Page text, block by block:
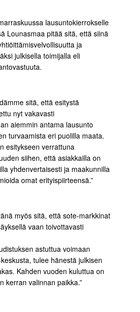
lausuntokierrokselle
Lounasmaa pitää sitä, että siinä
ja
julkisella toimijalla eli
sitä, että esitystä
nyt vakavasti
aiemmin antama lausunto
turvaamista eri puolilla maata.
esitykseen verrattuna
siihen, että asiakkailla on
yhdenvertaisesti ja maakunnilla
omat erityispiirteensä.”
myös sitä, että sote-markkinat
vaan toivottavasti
astuttua voimaan
tulee hänestä julkisen
Kahden vuoden kuluttua on
kerran valinnan paikka.”